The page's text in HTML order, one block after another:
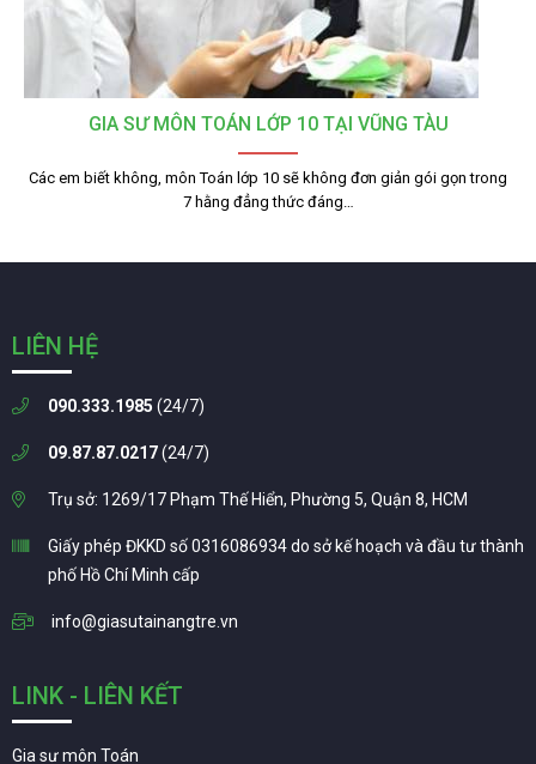
GIA SƯ MÔN TOÁN LỚP 10 TẠI VŨNG TÀU
Các em biết không, môn Toán lớp 10 sẽ không đơn giản gói gọn trong
7 hằng đẳng thức đáng…
LIÊN HỆ
090.333.1985 (24/7)
09.87.87.0217(24/7)
Trụ sở: 1269/17 Phạm Thế Hiển, Phường 5, Quận 8, HCM
Giấy phép ĐKKD số 0316086934 do sở kế hoạch và đầu tư thành
phố Hồ Chí Minh cấp
info@giasutainangtre.vn
LINK - LIÊN KẾT
Gia sư môn Toán